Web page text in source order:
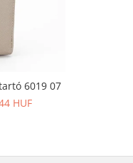
6019 07
HUF